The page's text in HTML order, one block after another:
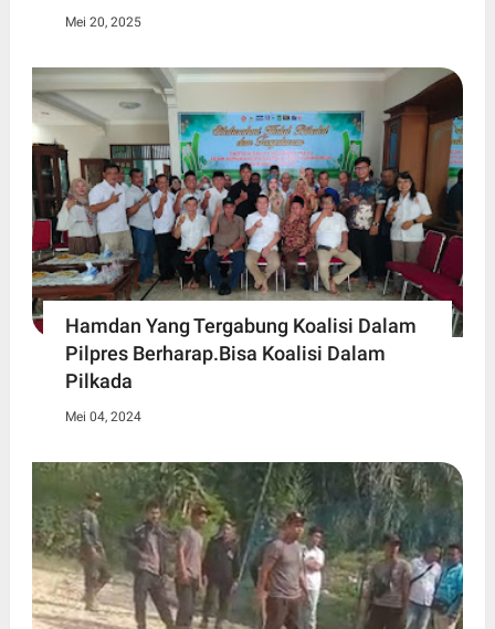
Mei 20, 2025
Hamdan Yang Tergabung Koalisi Dalam
Pilpres Berharap.Bisa Koalisi Dalam
Pilkada
Mei 04, 2024